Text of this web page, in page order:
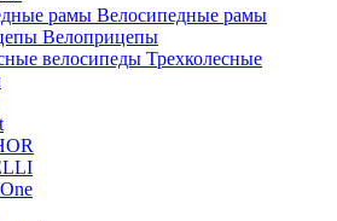
Велосипедные рамы
Велоприцепы
Трехколесные